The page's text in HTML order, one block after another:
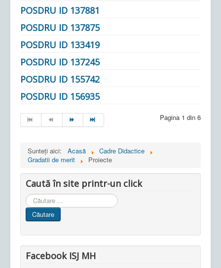
POSDRU ID 137881
POSDRU ID 137875
POSDRU ID 133419
POSDRU ID 137245
POSDRU ID 155742
POSDRU ID 156935
Pagina 1 din 6
Sunteți aici: Acasă
Cadre Didactice
Gradatii de merit
Proiecte
Caută în site printr-un click
Cauta
in
site
Căutare
Facebook ISJ MH